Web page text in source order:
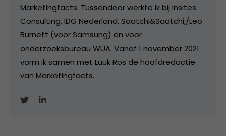
Marketingfacts. Tussendoor werkte ik bij Insites
Consulting, IDG Nederland, Saatchi&Saatchi;/Leo
Burnett (voor Samsung) en voor
onderzoeksbureau WUA. Vanaf 1 november 2021
vorm ik samen met Luuk Ros de hoofdredactie
van Marketingfacts.